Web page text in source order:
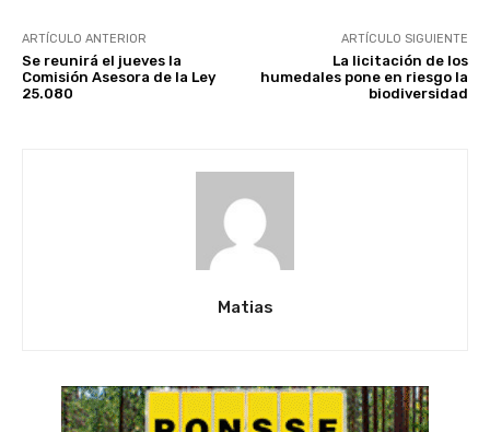
ARTÍCULO ANTERIOR
Se reunirá el jueves la
Comisión Asesora de la Ley
25.080
ARTÍCULO SIGUIENTE
La licitación de los
humedales pone en riesgo la
biodiversidad
Matias